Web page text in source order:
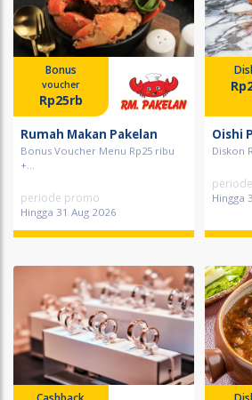
Bonus
voucher
Rp25rb
Rumah Makan Pakelan
Bonus Voucher Menu Rp25 ribu
+...
periode promo
Hingga 31 Aug 2026
Oishi
Diskon
Hingga